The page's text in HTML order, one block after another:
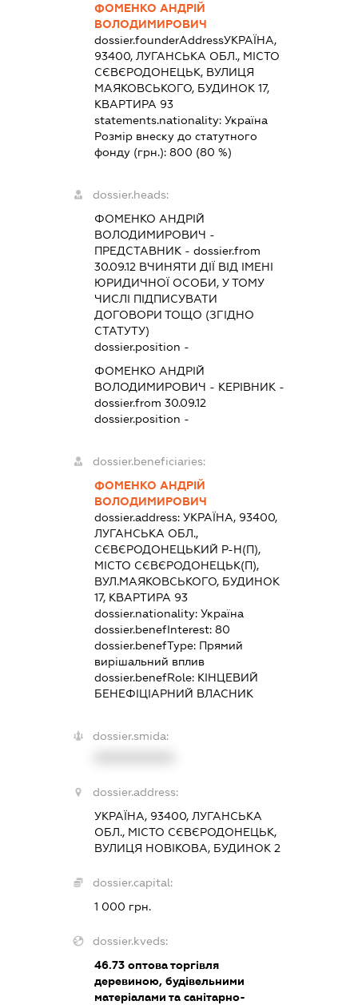
ФОМЕНКО АНДРІЙ
ВОЛОДИМИРОВИЧ
dossier.founderAddressУКРАЇНА,
93400, ЛУГАНСЬКА ОБЛ., МІСТО
СЄВЄРОДОНЕЦЬК, ВУЛИЦЯ
МАЯКОВСЬКОГО, БУДИНОК 17,
КВАРТИРА 93
statements.nationality: Україна
Розмір внеску до статутного
фонду (грн.): 800 (80 %)
dossier.heads:
ФОМЕНКО АНДРІЙ
ВОЛОДИМИРОВИЧ -
ПРЕДСТАВНИК- dossier.from
30.09.12ВЧИНЯТИ ДІЇ ВІД ІМЕНІ
ЮРИДИЧНОЇ ОСОБИ, У ТОМУ
ЧИСЛІ ПІДПИСУВАТИ
ДОГОВОРИ ТОЩО (ЗГІДНО
СТАТУТУ)
dossier.position -
ФОМЕНКО АНДРІЙ
ВОЛОДИМИРОВИЧ - КЕРІВНИК-
dossier.from 30.09.12
dossier.position -
dossier.beneficiaries:
ФОМЕНКО АНДРІЙ
ВОЛОДИМИРОВИЧ
dossier.address: УКРАЇНА, 93400,
ЛУГАНСЬКА ОБЛ.,
СЄВЄРОДОНЕЦЬКИЙ Р-Н(П),
МІСТО СЄВЄРОДОНЕЦЬК(П),
ВУЛ.МАЯКОВСЬКОГО, БУДИНОК
17, КВАРТИРА 93
dossier.nationality: Україна
dossier.benefInterest: 80
dossier.benefType: Прямий
вирішальний вплив
dossier.benefRole: КІНЦЕВИЙ
БЕНЕФІЦІАРНИЙ ВЛАСНИК
dossier.smida:
dossier.address:
УКРАЇНА, 93400, ЛУГАНСЬКА
ОБЛ., МІСТО СЄВЄРОДОНЕЦЬК,
ВУЛИЦЯ НОВІКОВА, БУДИНОК 2
dossier.capital:
1 000 грн.
dossier.kveds:
46.73оптова торгівля
деревиною, будівельними
матеріалами та санітарно-